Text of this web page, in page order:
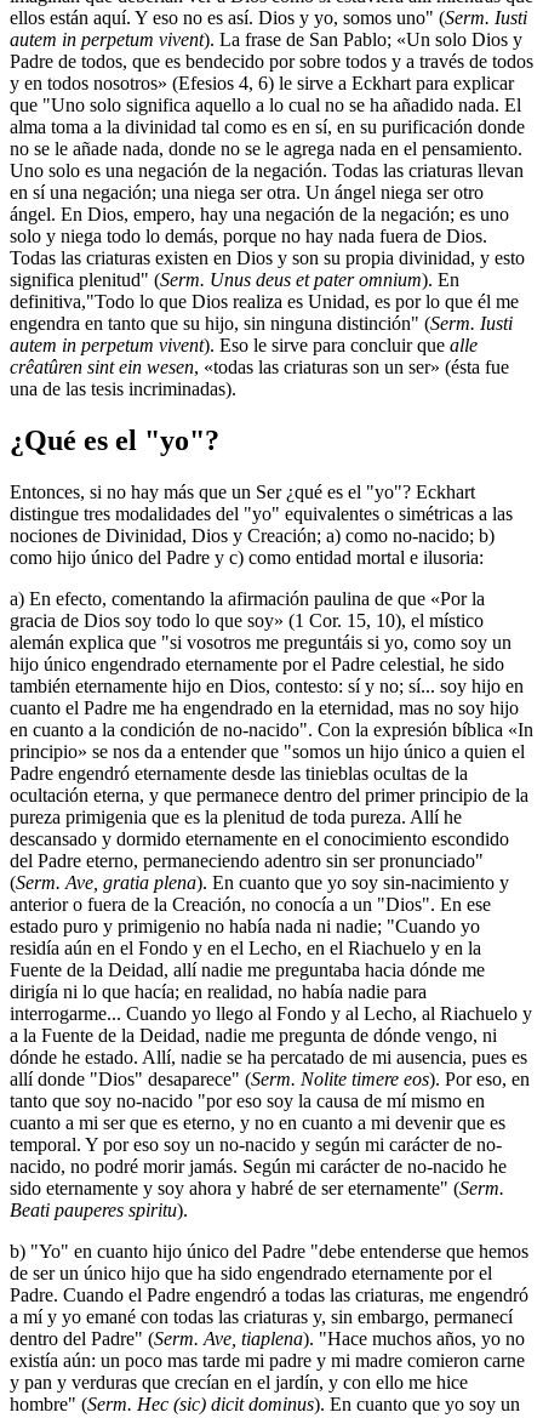
ellos están aquí. Y eso no es así. Dios y yo, somos uno" (Serm. Iusti
autem in perpetum vivent). La frase de San Pablo; «Un solo Dios y
Padre de todos, que es bendecido por sobre todos y a través de todos
y en todos nosotros» (Efesios 4, 6) le sirve a Eckhart para explicar
que "Uno solo significa aquello a lo cual no se ha añadido nada. El
alma toma a la divinidad tal como es en sí, en su purificación donde
no se le añade nada, donde no se le agrega nada en el pensamiento.
Uno solo es una negación de la negación. Todas las criaturas llevan
en sí una negación; una niega ser otra. Un ángel niega ser otro
ángel. En Dios, empero, hay una negación de la negación; es uno
solo y niega todo lo demás, porque no hay nada fuera de Dios.
Todas las criaturas existen en Dios y son su propia divinidad, y esto
significa plenitud" (Serm. Unus deus et pater omnium). En
definitiva,"Todo lo que Dios realiza es Unidad, es por lo que él me
engendra en tanto que su hijo, sin ninguna distinción" (Serm. Iusti
autem in perpetum vivent). Eso le sirve para concluir que alle
crêatûren sint ein wesen, «todas las criaturas son un ser» (ésta fue
una de las tesis incriminadas).
¿Qué es el "yo"?
Entonces, si no hay más que un Ser ¿qué es el "yo"? Eckhart
distingue tres modalidades del "yo" equivalentes o simétricas a las
nociones de Divinidad, Dios y Creación; a) como no-nacido; b)
como hijo único del Padre y c) como entidad mortal e ilusoria:
a) En efecto, comentando la afirmación paulina de que «Por la
gracia de Dios soy todo lo que soy» (1 Cor. 15, 10), el místico
alemán explica que "si vosotros me preguntáis si yo, como soy un
hijo único engendrado eternamente por el Padre celestial, he sido
también eternamente hijo en Dios, contesto: sí y no; sí... soy hijo en
cuanto el Padre me ha engendrado en la eternidad, mas no soy hijo
en cuanto a la condición de no-nacido". Con la expresión bíblica «In
principio» se nos da a entender que "somos un hijo único a quien el
Padre engendró eternamente desde las tinieblas ocultas de la
ocultación eterna, y que permanece dentro del primer principio de la
pureza primigenia que es la plenitud de toda pureza. Allí he
descansado y dormido eternamente en el conocimiento escondido
del Padre eterno, permaneciendo adentro sin ser pronunciado"
(Serm. Ave, gratia plena). En cuanto que yo soy sin-nacimiento y
anterior o fuera de la Creación, no conocía a un "Dios". En ese
estado puro y primigenio no había nada ni nadie; "Cuando yo
residía aún en el Fondo y en el Lecho, en el Riachuelo y en la
Fuente de la Deidad, allí nadie me preguntaba hacia dónde me
dirigía ni lo que hacía; en realidad, no había nadie para
interrogarme... Cuando yo llego al Fondo y al Lecho, al Riachuelo y
a la Fuente de la Deidad, nadie me pregunta de dónde vengo, ni
dónde he estado. Allí, nadie se ha percatado de mi ausencia, pues es
allí donde "Dios" desaparece" (Serm. Nolite timere eos). Por eso, en
tanto que soy no-nacido "por eso soy la causa de mí mismo en
cuanto a mi ser que es eterno, y no en cuanto a mi devenir que es
temporal. Y por eso soy un no-nacido y según mi carácter de no-
nacido, no podré morir jamás. Según mi carácter de no-nacido he
sido eternamente y soy ahora y habré de ser eternamente" (Serm.
Beati pauperes spiritu).
b) "Yo" en cuanto hijo único del Padre "debe entenderse que hemos
de ser un único hijo que ha sido engendrado eternamente por el
Padre. Cuando el Padre engendró a todas las criaturas, me engendró
a mí y yo emané con todas las criaturas y, sin embargo, permanecí
dentro del Padre" (Serm. Ave, tiaplena). "Hace muchos años, yo no
existía aún: un poco mas tarde mi padre y mi madre comieron carne
y pan y verduras que crecían en el jardín, y con ello me hice
hombre" (Serm. Hec (sic) dicit dominus). En cuanto que yo soy un